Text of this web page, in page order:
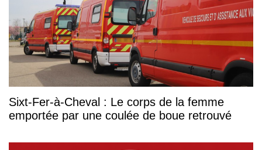
Sixt-Fer-à-Cheval : Le corps de la femme
emportée par une coulée de boue retrouvé